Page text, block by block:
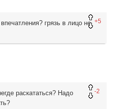
+5
грязь в лицо не
-2
раскататься? Надо